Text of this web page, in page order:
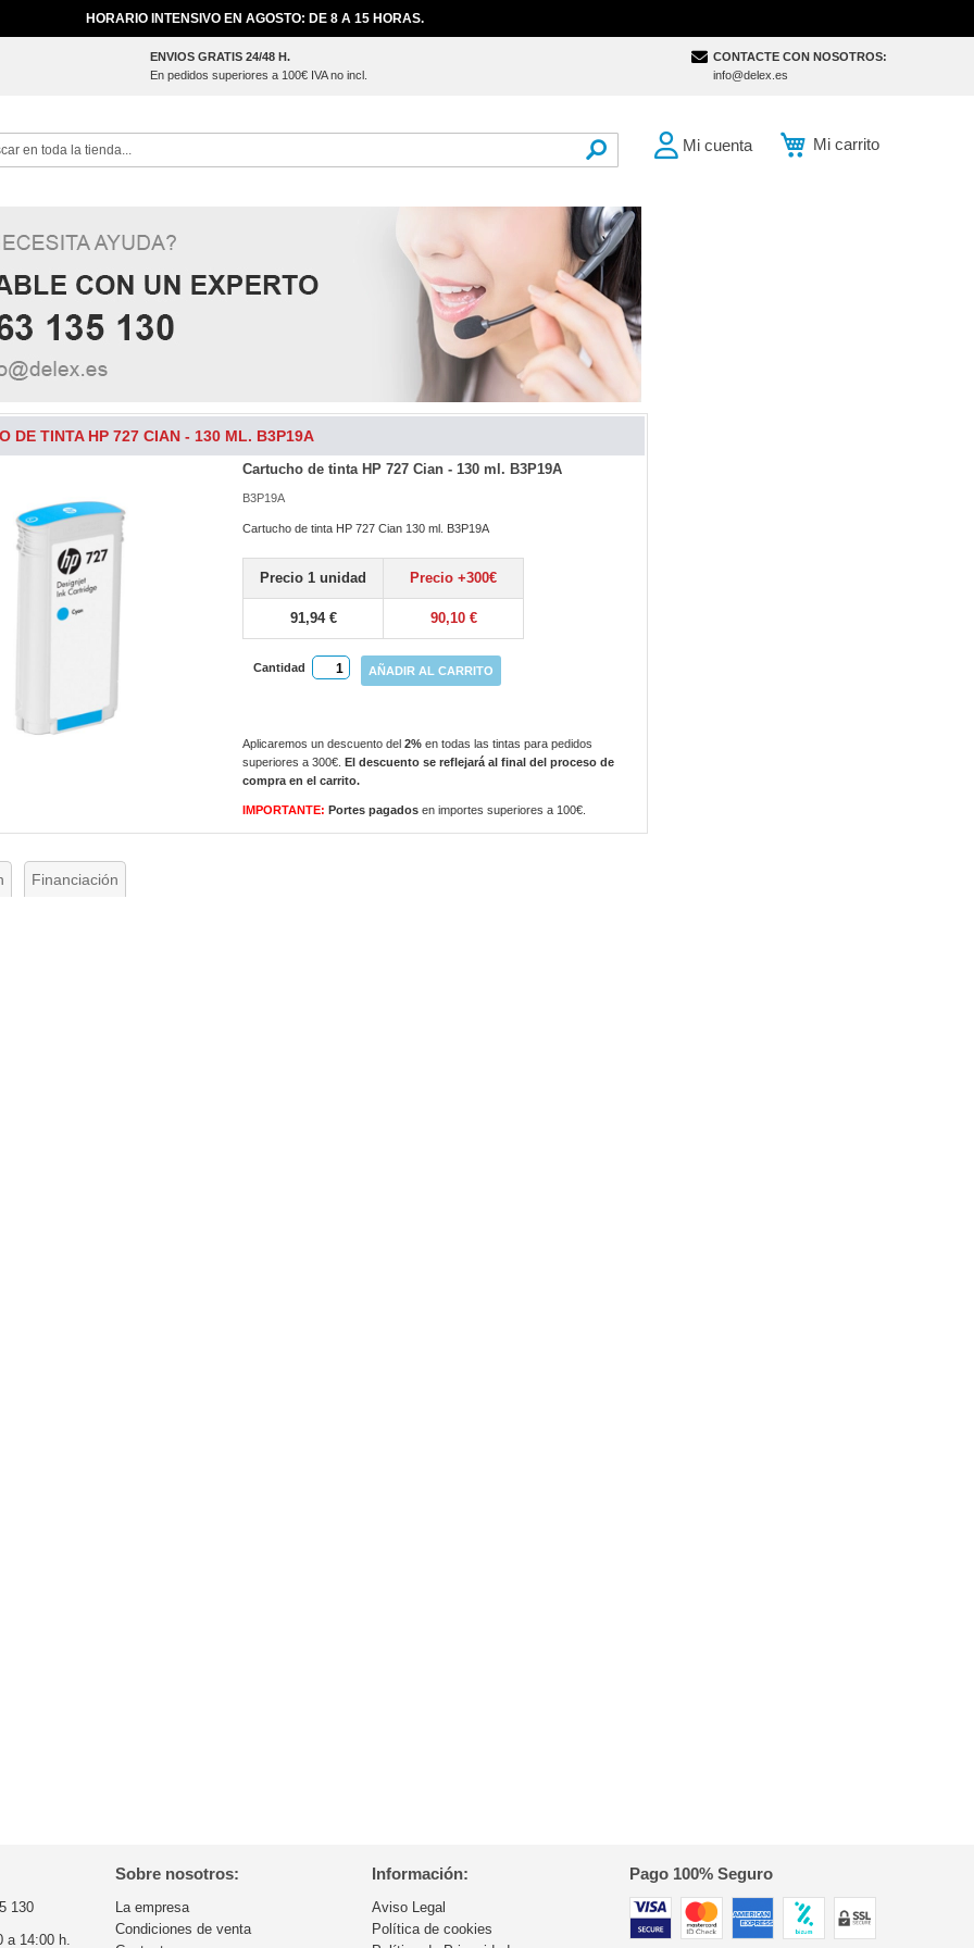
HORARIO INTENSIVO EN AGOSTO: DE 8 A 15 HORAS.
ENVIOS GRATIS 24/48 H.
En pedidos superiores a 100€ IVA no incl.
CONTACTE CON NOSOTROS:
info@delex.es
Mi carrito
Mi cuenta
DE TINTA HP 727 CIAN - 130 ML. B3P19A
Cartucho de tinta HP 727 Cian - 130 ml. B3P19A
B3P19A
Cartucho de tinta HP 727 Cian 130 ml. B3P19A
Precio 1 unidad Precio +300€
91,94 € 90,10 €
Cantidad AÑADIR AL CARRITO
Aplicaremos un descuento del2% en todas las tintas para pedidos
superiores a 300€.El descuento se reflejará al final del proceso de
compra en el carrito.
IMPORTANTE: Portes pagadosen importes superiores a 100€.
Financiación
130
a 14:00 h.
Sobre nosotros:
La empresa
Condiciones de venta
Información:
Aviso Legal
Política de cookies
Pago 100% Seguro